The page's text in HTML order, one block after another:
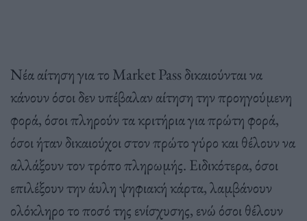
Νέα αίτηση για το Market Pass δικαιούνται να
κάνουν όσοι δεν υπέβαλαν αίτηση την προηγούμενη
φορά, όσοι πληρούν τα κριτήρια για πρώτη φορά,
όσοι ήταν δικαιούχοι στον πρώτο γύρο και θέλουν να
αλλάξουν τον τρόπο πληρωμής. Ειδικότερα, όσοι
επιλέξουν την άυλη ψηφιακή κάρτα, λαμβάνουν
ολόκληρο το ποσό της ενίσχυσης, ενώ όσοι θέλουν